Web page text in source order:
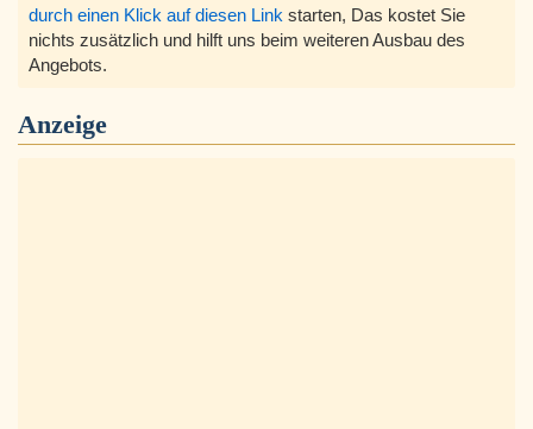
durch einen Klick auf diesen Link starten, Das kostet Sie
nichts zusätzlich und hilft uns beim weiteren Ausbau des
Angebots.
Anzeige